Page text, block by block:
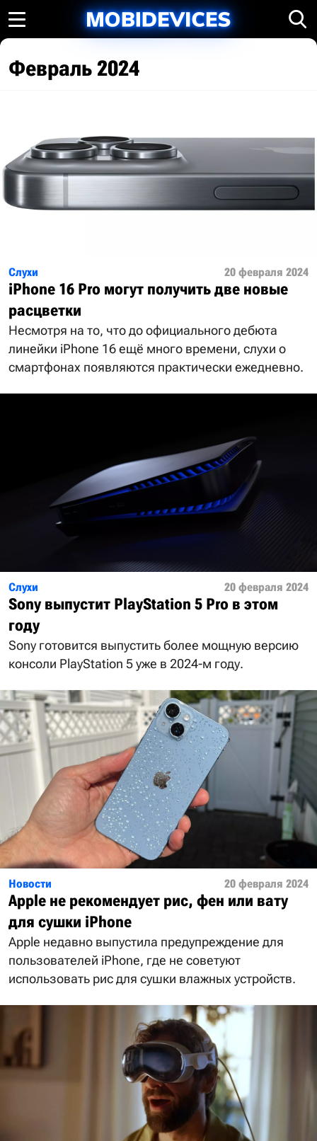
Февраль 2024
Слухи 20 февраля 2024
iPhone 16 Pro могут получить две новые
расцветки
Несмотря на то, что до официального дебюта
линейки iPhone 16 ещё много времени, слухи о
смартфонах появляются практически ежедневно.
Слухи 20 февраля 2024
Sony выпустит PlayStation 5 Pro в этом
году
Sony готовится выпустить более мощную версию
консоли PlayStation 5 уже в 2024-м году.
Новости 20 февраля 2024
Apple не рекомендует рис, фен или вату
для сушки iPhone
Apple недавно выпустила предупреждение для
пользователей iPhone, где не советуют
использовать рис для сушки влажных устройств.